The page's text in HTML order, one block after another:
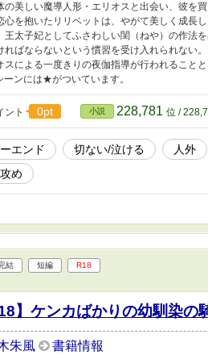
の美しい魔導人形・エリオスと出会い、彼を
心を抱いたリリベットは、やがて美しく成長
王太子妃としてふさわしい閨（ねや）の作法
ればならないという慣習を受け入れられない
スによる一度きりの夜伽指導が行われること
ンには★がついています。
ント 0pt 小説 228,781 位 /
エンド 切ない/泣ける 人外
め
結 短編 R18
】ケンカばかりの幼馴染
朱風 書籍情報